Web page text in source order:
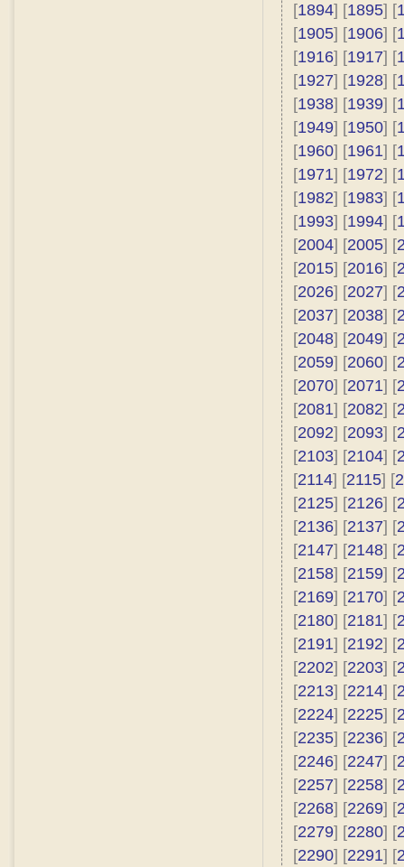
[1894] [1895] [
[1905] [1906] [
[1916] [1917] [
[1927] [1928] [
[1938] [1939] [
[1949] [1950] [
[1960] [1961] [
[1971] [1972] [
[1982] [1983] [
[1993] [1994] [
[2004] [2005] [
[2015] [2016] [
[2026] [2027] [
[2037] [2038] [
[2048] [2049] [
[2059] [2060] [
[2070] [2071] [
[2081] [2082] [
[2092] [2093] [
[2103] [2104] [
[2114] [2115] [
[2125] [2126] [
[2136] [2137] [
[2147] [2148] [
[2158] [2159] [
[2169] [2170] [
[2180] [2181] [
[2191] [2192] [
[2202] [2203] [
[2213] [2214] [
[2224] [2225] [
[2235] [2236] [
[2246] [2247] [
[2257] [2258] [
[2268] [2269] [
[2279] [2280] [
[2290] [2291] [